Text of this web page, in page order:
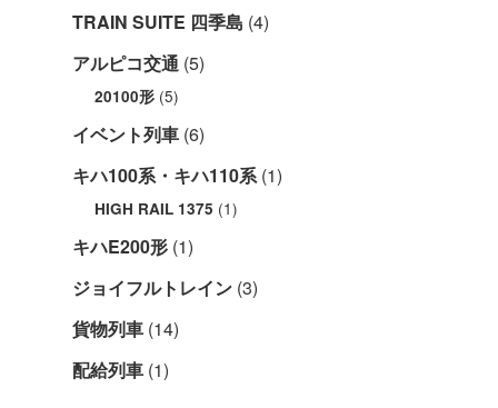
TRAIN SUITE 四季島 (4)
アルピコ交通 (5)
20100形 (5)
イベント列車 (6)
キハ100系・キハ110系(1)
HIGH RAIL 1375 (1)
キハE200形 (1)
ジョイフルトレイン (3)
貨物列車 (14)
配給列車 (1)